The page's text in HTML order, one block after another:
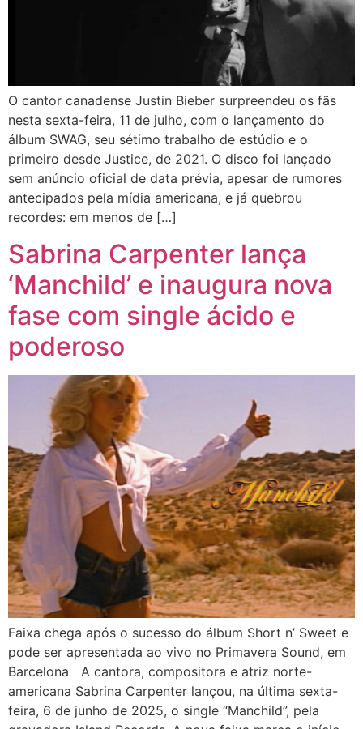
O cantor canadense Justin Bieber surpreendeu os fãs
nesta sexta-feira, 11 de julho, com o lançamento do
álbum SWAG, seu sétimo trabalho de estúdio e o
primeiro desde Justice, de 2021. O disco foi lançado
sem anúncio oficial de data prévia, apesar de rumores
antecipados pela mídia americana, e já quebrou
recordes: em menos de […]
Sabrina Carpenter lança
‘Manchild’ e inaugura nova
fase com single ácido e
poderoso
Faixa chega após o sucesso do álbum Short n’ Sweet e
pode ser apresentada ao vivo no Primavera Sound, em
Barcelona A cantora, compositora e atriz norte-
americana Sabrina Carpenter lançou, na última sexta-
feira, 6 de junho de 2025, o single “Manchild”, pela